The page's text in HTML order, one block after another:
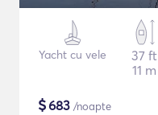
Yacht cu vele
37 ft
11 m
$683 /noapte